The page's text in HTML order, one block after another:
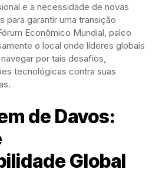
e a necessidade de novas
para garantir uma transição
Econômico Mundial, palco
o local onde líderes globais
por tais desafios,
tecnológicas contra suas
de Davos:
Global